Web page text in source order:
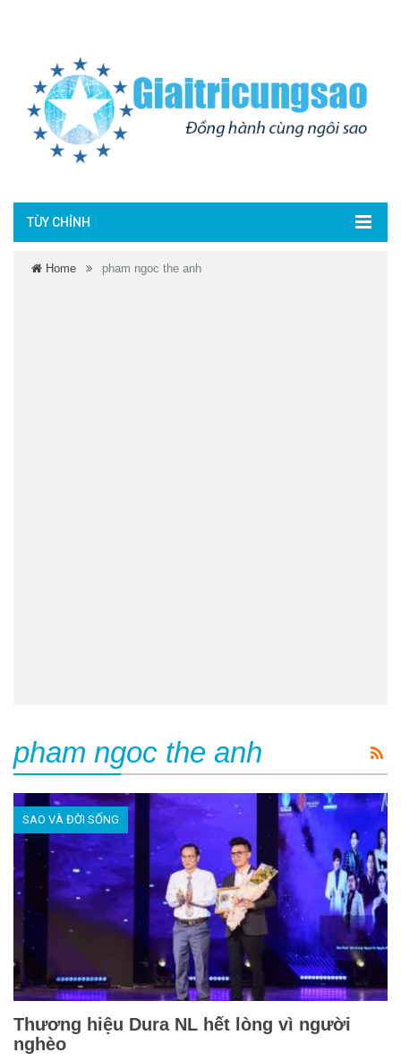
TÙY CHỈNH
Home pham ngoc the anh
pham ngoc the anh
SAO VÀ ĐỜI SỐNG
Thương hiệu Dura NL hết lòng vì người
nghèo